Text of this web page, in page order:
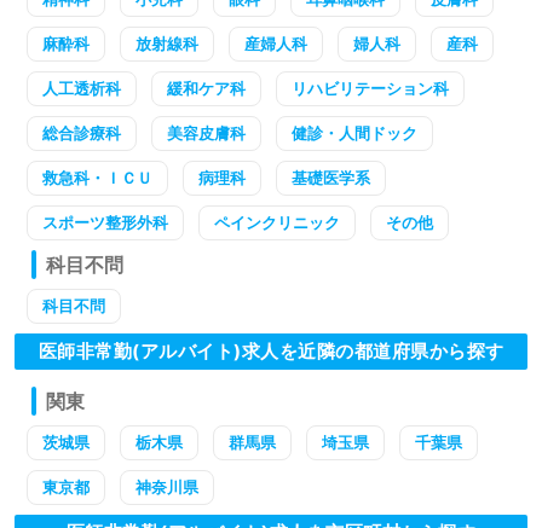
麻酔科 放射線科 産婦人科 婦人科 産科
人工透析科 緩和ケア科 リハビリテーション科
総合診療科 美容皮膚科 健診・人間ドック
救急科・ＩＣＵ 病理科 基礎医学系
スポーツ整形外科 ペインクリニック その他
科目不問
科目不問
医師非常勤(アルバイト)求人を近隣の都道府県から探す
関東
茨城県 栃木県 群馬県 埼玉県 千葉県
東京都 神奈川県